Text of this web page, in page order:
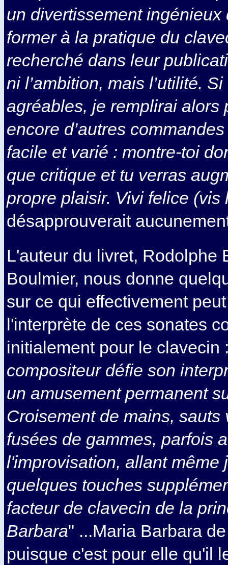
un divertissement ingénieux
former à la pratique du
recherché dans leur
ni l’ambition, mais l’utilité.
agréables, je remplirai alors
encore d’autres
facile et varié : montre-toi
que critique et tu verras
propre plaisir. Vivi felice (vis
désapprouverait
L'auteur du livret, Rodolphe
Boulmier, nous donne
sur ce qui effectivement
l'interprète de ces sonates
initialement pour le clavecin
compositeur défie son
un amusement permanent
Croisement de mains, sauts
fusées de gammes, parfois
l'improvisation, allant même
quelques touches
facteur de clavecin de la
Barbara" ...Maria Barbara
puisque c'est pour elle qu'il